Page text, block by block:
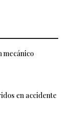
mecánico
en accidente